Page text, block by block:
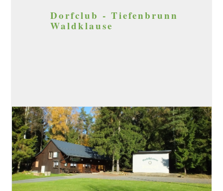
Dorfclub - Tiefenbrunn
Waldklause